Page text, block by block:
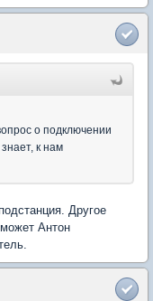
о подключении
к нам
Другое
Антон